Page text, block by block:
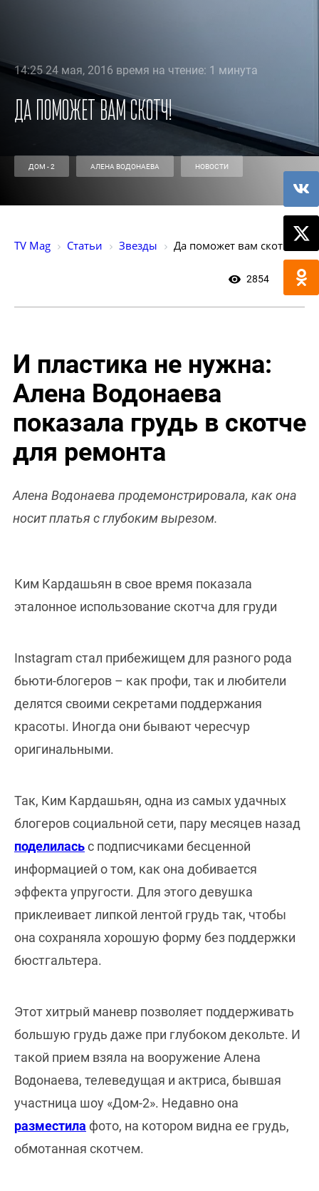
14:25 24 мая, 2016 время на чтение: 1 минута
Да поможет вам скотч!
ДОМ - 2 АЛЕНА ВОДОНАЕВА НОВОСТИ
TV Mag Статьи Звезды Да поможет вам скотч!
2854 0
И пластика не нужна:
Алена Водонаева
показала грудь в скотче
для ремонта
Алена Водонаева продемонстрировала, как она
носит платья с глубоким вырезом.
Ким Кардашьян в свое время показала
эталонное использование скотча для груди
Instagram стал прибежищем для разного рода
бьюти-блогеров – как профи, так и любители
делятся своими секретами поддержания
красоты. Иногда они бывают чересчур
оригинальными.
Так, Ким Кардашьян, одна из самых удачных
блогеров социальной сети, пару месяцев назад
поделиласьс подписчиками бесценной
информацией о том, как она добивается
эффекта упругости. Для этого девушка
приклеивает липкой лентой грудь так, чтобы
она сохраняла хорошую форму без поддержки
бюстгальтера.
Этот хитрый маневр позволяет поддерживать
большую грудь даже при глубоком декольте. И
такой прием взяла на вооружение Алена
Водонаева, телеведущая и актриса, бывшая
участница шоу «Дом-2». Недавно она
разместила фото, на котором видна ее грудь,
обмотанная скотчем.